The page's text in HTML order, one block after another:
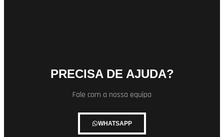
PRECISA DE AJUDA?
Fale com a nossa equipa
WHATSAPP